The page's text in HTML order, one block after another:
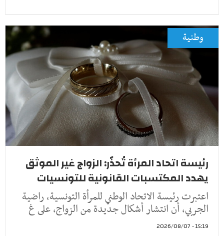
وطنية
رئيسة اتحاد المرأة تُحذّر: الزواج غير الموثق
يهدد المكتسبات القانونية للتونسيات
اعتبرت رئيسة الاتحاد الوطني للمرأة التونسية، راضية
الجربي، أن انتشار أشكال جديدة من الزواج، على غ
15:19 - 2026/08/07